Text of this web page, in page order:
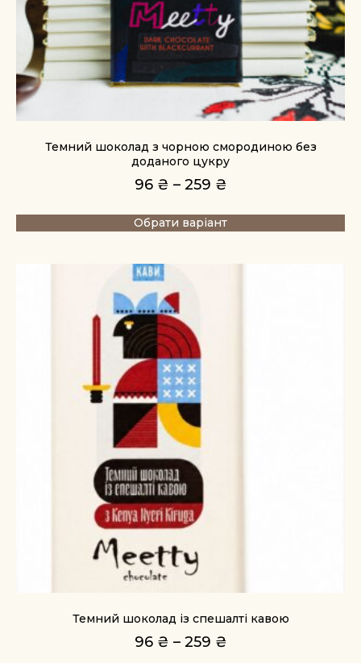
Темний шоколад з чорною смородиною без
доданого цукру
96 ₴ – 259 ₴
Обрати варіант
Темний шоколад із спешалті кавою
96 ₴ – 259 ₴